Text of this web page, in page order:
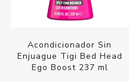
Acondicionador Sin
Enjuague Tigi Bed Head
Ego Boost 237 ml